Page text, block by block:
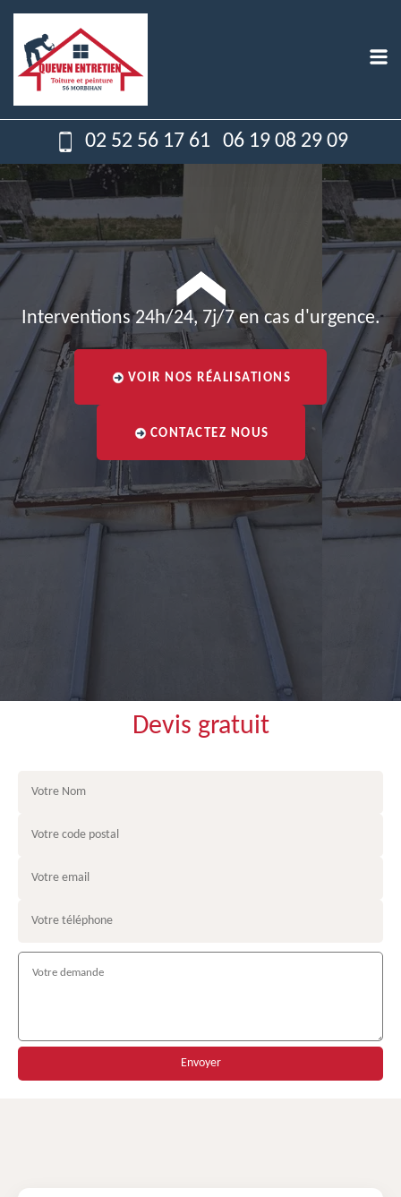
02 52 56 17 61 06 19 08 29 09
Interventions 24h/24, 7j/7 en cas d'urgence.
VOIR NOS RÉALISATIONS
CONTACTEZ NOUS
Devis gratuit